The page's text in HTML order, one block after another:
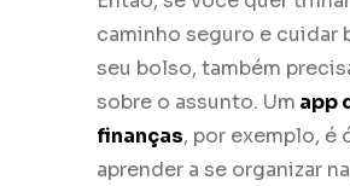
caminho seguro e cuidar
seu bolso, também
sobre o assunto. Um app
finanças, por exemplo, é
aprender a se organizar